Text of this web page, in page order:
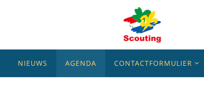
NIEUWS AGENDA CONTACTFORMULIER